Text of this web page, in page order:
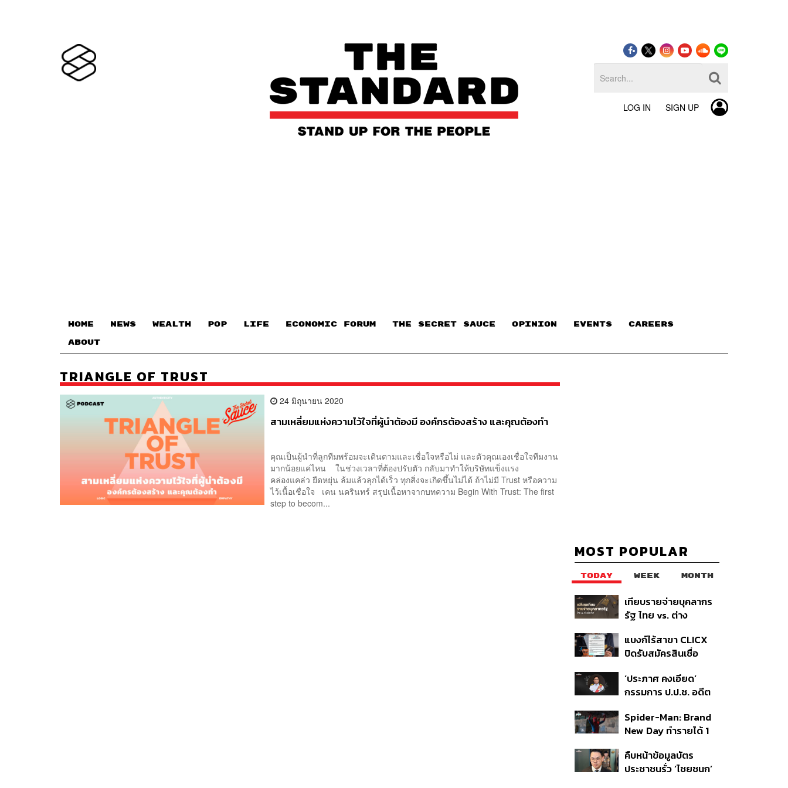
LOG IN SIGN UP
HOME NEWS WEALTH POP LIFE ECONOMIC FORUM THE SECRET SAUCE​ OPINION EVENTS CAREERS
ABOUT
TRIANGLE OF TRUST
24 มิถุนายน 2020
สามเหลี่ยมแห่งความไว้ใจที่ผู้นำต้องมี องค์กรต้องสร้าง และคุณต้องทำ
คุณเป็นผู้นำที่ลูกทีมพร้อมจะเดินตามและเชื่อใจหรือไม่ และตัวคุณเองเชื่อใจทีมงาน
มากน้อยแค่ไหน ในช่วงเวลาที่ต้องปรับตัว กลับมาทำให้บริษัทแข็งแรง
คล่องแคล่ว ยืดหยุ่น ล้มแล้วลุกได้เร็ว ทุกสิ่งจะเกิดขึ้นไม่ได้ ถ้าไม่มี Trust หรือความ
ไว้เนื้อเชื่อใจ เคน นครินทร์ สรุปเนื้อหาจากบทความ Begin With Trust: The first
step to becom...
MOST POPULAR
TODAY WEEK MONTH
เทียบรายจ่ายบุคลากร
รัฐ ไทย vs. ต่าง
100 บาทของคนไทยใช้
ไปกับข้าราชการเฉียด
แบงก์ไร้สาขา CLICX
ปิดรับสมัครสินเชื่อ
สัญญาณเตือนกลุ่มกู้
เงินผิดวัตถุประสงค์-ให้
คดีเด็ดขาด
‘ประภาศ คงเอียด’
กรรมการ ป.ป.ช. อดีต
ถึงแก่อนิจกรรม
Spider-Man: Brand
New Day ทำรายได้ 1
โลกภายใน 6 วัน
คืบหน้าข้อมูลบัตร
ประชาชนรั่ว ‘ไชยชนก’